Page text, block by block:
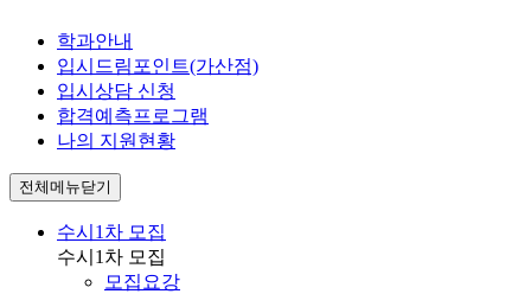
학과안내
입시드림포인트(가산점)
입시상담 신청
합격예측프로그램
나의 지원현황
전체메뉴닫기
수시1차 모집
수시1차 모집
모집요강